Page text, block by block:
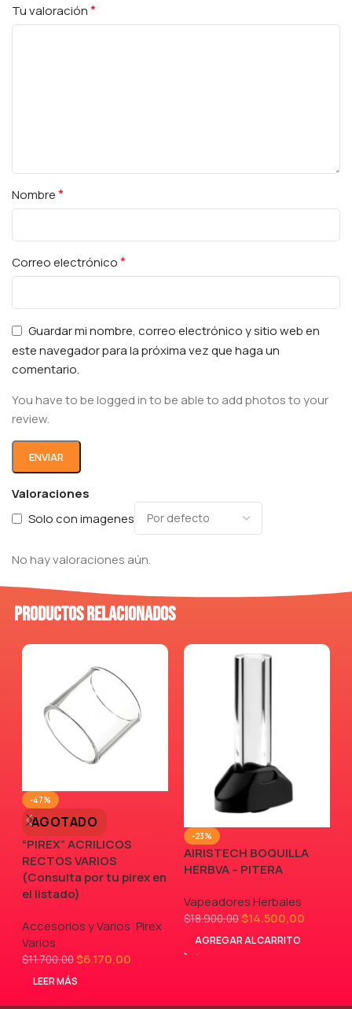
Valoraciones
Solo con imagenes
No hay valoraciones aún.
Tu valoración*
Nombre*
Correo electrónico*
Guardar mi nombre, correo electrónico y sitio web en
este navegador para la próxima vez que haga un
comentario.
You have to be logged in to be able to add photos to your
review.
Productos relacionados
-47%
AGOTADO
“PIREX” ACRILICOS
RECTOS VARIOS
(Consulta por tu pirex en
el listado)
Accesorios y Varios, Pirex,
Varios
$11.700,00$6.170,00
LEER MÁS
-23%
AIRISTECH BOQUILLA
HERBVA – PITERA
Vapeadores Herbales
$18.900,00 $14.500,00
AGREGAR AL CARRITO